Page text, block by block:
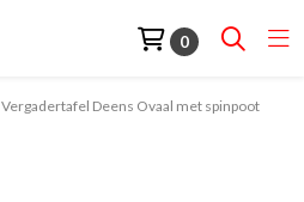
0
Vergadertafel Deens Ovaal met spinpoot